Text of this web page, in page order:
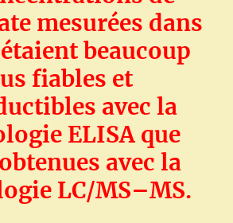
mesurées dans
beaucoup
fiables et
avec la
ELISA que
avec la
LC/MS–MS.